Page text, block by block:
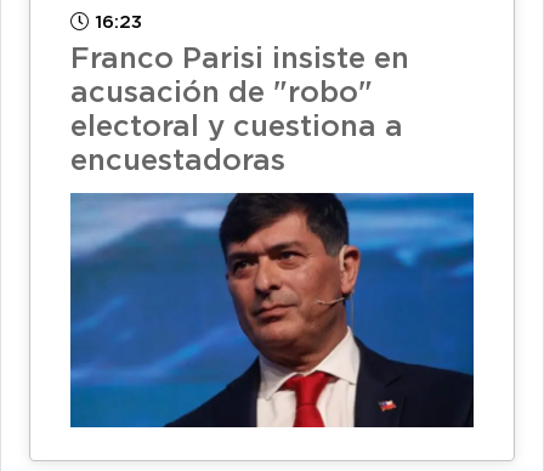
16:23
Franco Parisi insiste en
acusación de "robo"
electoral y cuestiona a
encuestadoras